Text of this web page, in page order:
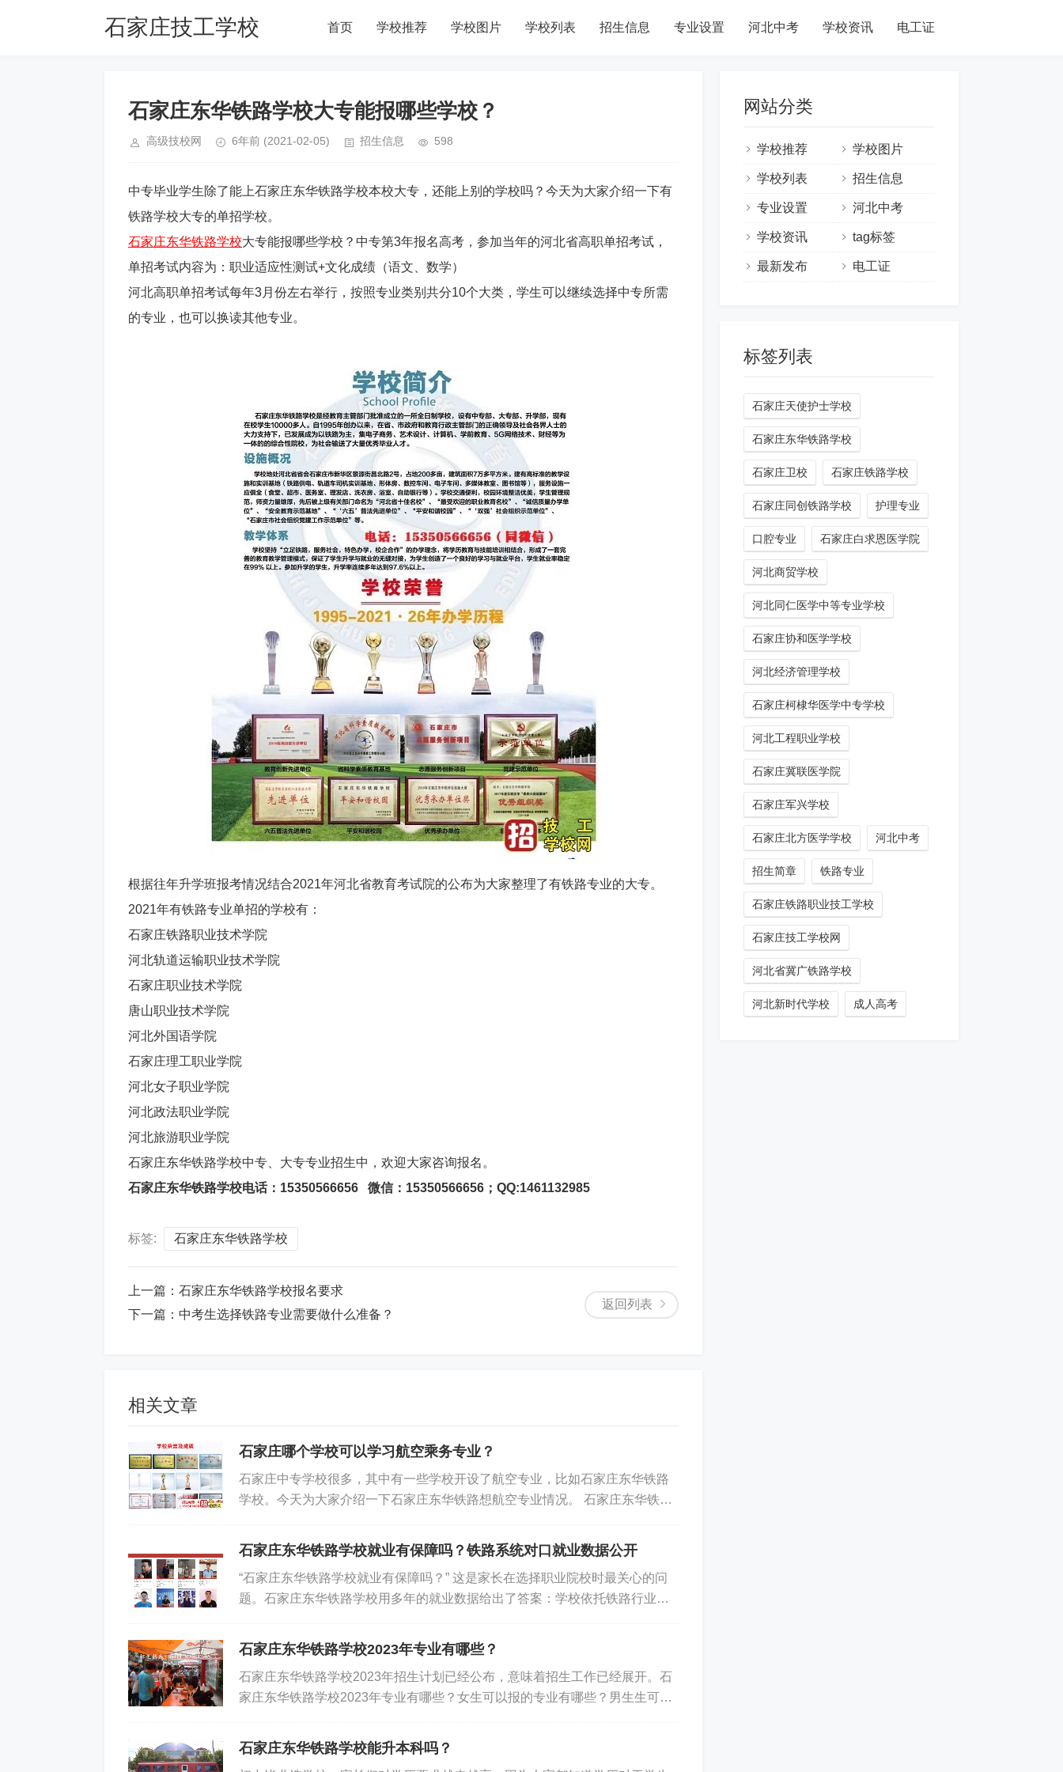
石家庄技工学校 首页 学校推荐 学校图片 学校列表 招生信息 专业设置 河北中考 学校资讯 电工证
石家庄东华铁路学校大专能报哪些学校？
高级技校网 6年前 (2021-02-05) 招生信息 598
中专毕业学生除了能上石家庄东华铁路学校本校大专，还能上别的学校吗？今天为大家介绍一下有
铁路学校大专的单招学校。
石家庄东华铁路学校大专能报哪些学校？中专第3年报名高考，参加当年的河北省高职单招考试，
单招考试内容为：职业适应性测试+文化成绩（语文、数学）
河北高职单招考试每年3月份左右举行，按照专业类别共分10个大类，学生可以继续选择中专所需
的专业，也可以换读其他专业。
根据往年升学班报考情况结合2021年河北省教育考试院的公布为大家整理了有铁路专业的大专。
2021年有铁路专业单招的学校有：
石家庄铁路职业技术学院
河北轨道运输职业技术学院
石家庄职业技术学院
唐山职业技术学院
河北外国语学院
石家庄理工职业学院
河北女子职业学院
河北政法职业学院
河北旅游职业学院
石家庄东华铁路学校中专、大专专业招生中，欢迎大家咨询报名。
石家庄东华铁路学校电话：15350566656 微信：15350566656；QQ:1461132985
标签: 石家庄东华铁路学校
返回列表
上一篇： 石家庄东华铁路学校报名要求
下一篇： 中考生选择铁路专业需要做什么准备？
相关文章
石家庄哪个学校可以学习航空乘务专业？
石家庄中专学校很多，其中有一些学校开设了航空专业，比如石家庄东华铁路
学校。今天为大家介绍一下石家庄东华铁路想航空专业情况。 石家庄东华铁路
方米，建有高标准的教学设施和实训基地，服务设施一应俱全。学校江学历教
育与技能培训相结合，形成了一套完善的教育教学管理模式。 石家庄东华铁路
学校航空服务专业工作稳定收入好，深受大家追捧，招收应往届毕业生，主要
课程：民航概论、民航法、航空心理学、化妆与礼仪、形体与舞蹈、专业听说
与急救等。就业方向：培养德、智、体...
石家庄东华铁路学校就业有保障吗？铁路系统对口就业数据公开
“石家庄东华铁路学校就业有保障吗？” 这是家长在选择职业院校时最关心的问
题。石家庄东华铁路学校用多年的就业数据给出了答案：学校依托铁路行业资
河北地区就业最稳定的中职院校之一。石家庄东华铁路学校的就业保障主要体
现在三个方面：一是定向合作，与全国 18 个铁路局、30 多家地铁公司、上百
家铁路工程单位常年合作，每年为学生提供数千个对口岗位；二是专场招聘，
每年举办多场铁路专场招聘会，企业直接进校园招聘，学生足不出户就能拿到
中遇到的问题，甚至提供二次...
石家庄东华铁路学校2023年专业有哪些？
石家庄东华铁路学校2023年招生计划已经公布，意味着招生工作已经展开。石
家庄东华铁路学校2023年专业有哪些？女生可以报的专业有哪些？男生生可以
热报名中......想来就读的同学，可以联系招生处于老师报名了。 一、女生可以报
的专业：铁道运输管理、城市轨道交通运营管理专业等铁路专业。综合类的专
石家庄东华铁路学校能升本科吗？
网站分类
学校推荐 学校图片
学校列表 招生信息
专业设置 河北中考
学校资讯 tag标签
最新发布 电工证
标签列表
石家庄天使护士学校
石家庄东华铁路学校
石家庄卫校 石家庄铁路学校
石家庄同创铁路学校 护理专业
口腔专业 石家庄白求恩医学院
河北商贸学校
河北同仁医学中等专业学校
石家庄协和医学学校
河北经济管理学校
石家庄柯棣华医学中专学校
河北工程职业学校
石家庄冀联医学院
石家庄军兴学校
石家庄北方医学学校 河北中考
招生简章 铁路专业
石家庄铁路职业技工学校
石家庄技工学校网
河北省冀广铁路学校
河北新时代学校 成人高考